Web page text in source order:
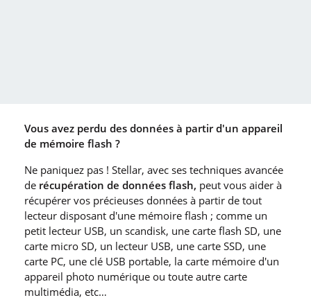
Vous avez perdu des données à partir d′un appareil
de mémoire flash ?
Ne paniquez pas ! Stellar, avec ses techniques avancée
de récupération de données flash, peut vous aider à
récupérer vos précieuses données à partir de tout
lecteur disposant d′une mémoire flash ; comme un
petit lecteur USB, un scandisk, une carte flash SD, une
carte micro SD, un lecteur USB, une carte SSD, une
carte PC, une clé USB portable, la carte mémoire d′un
appareil photo numérique ou toute autre carte
multimédia, etc…